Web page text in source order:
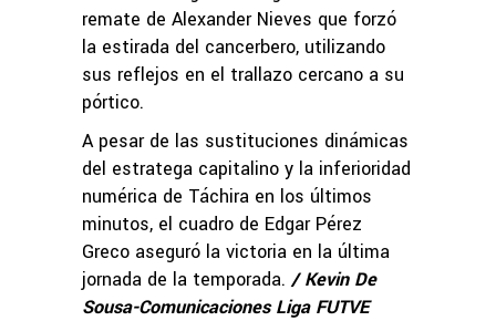
remate de Alexander Nieves que forzó
la estirada del cancerbero, utilizando
sus reflejos en el trallazo cercano a su
pórtico.
A pesar de las sustituciones dinámicas
del estratega capitalino y la inferioridad
numérica de Táchira en los últimos
minutos, el cuadro de Edgar Pérez
Greco aseguró la victoria en la última
jornada de la temporada. / Kevin De
Sousa-Comunicaciones Liga FUTVE